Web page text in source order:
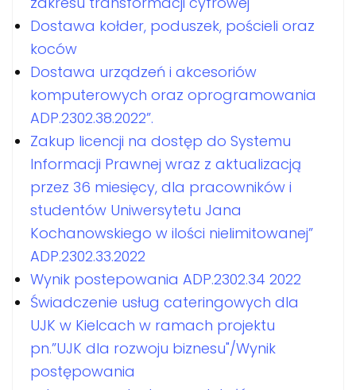
Dostawa kołder, poduszek, pościeli oraz
koców
Dostawa urządzeń i akcesoriów
komputerowych oraz oprogramowania
ADP.2302.38.2022”.
Zakup licencji na dostęp do Systemu
Informacji Prawnej wraz z aktualizacją
przez 36 miesięcy, dla pracowników i
studentów Uniwersytetu Jana
Kochanowskiego w ilości nielimitowanej”
ADP.2302.33.2022
Wynik postepowania ADP.2302.34 2022
Świadczenie usług cateringowych dla
UJK w Kielcach w ramach projektu
pn.”UJK dla rozwoju biznesu"/Wynik
postępowania